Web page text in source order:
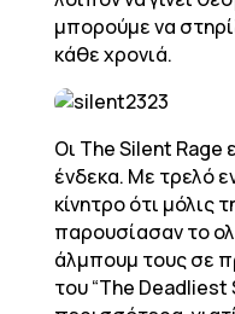
μπορούμε να
κάθε χρονιά.
Οι The Silent Rage
ένδεκα. Με τρελό
κίνητρο ότι μόλις
παρουσίασαν το
άλμπουμ τους σε
του “The Deadliest